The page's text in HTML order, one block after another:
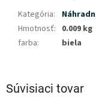
Súvisiaci tovar
Kategória:
Hmotnosť: 0.009 kg
farba: biela